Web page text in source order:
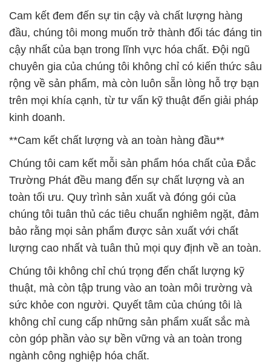
Cam kết đem đến sự tin cậy và chất lượng hàng
đầu, chúng tôi mong muốn trở thành đối tác đáng tin
cậy nhất của bạn trong lĩnh vực hóa chất. Đội ngũ
chuyên gia của chúng tôi không chỉ có kiến thức sâu
rộng về sản phẩm, mà còn luôn sẵn lòng hỗ trợ bạn
trên mọi khía cạnh, từ tư vấn kỹ thuật đến giải pháp
kinh doanh.
**Cam kết chất lượng và an toàn hàng đầu**
Chúng tôi cam kết mỗi sản phẩm hóa chất của Đắc
Trường Phát đều mang đến sự chất lượng và an
toàn tối ưu. Quy trình sản xuất và đóng gói của
chúng tôi tuân thủ các tiêu chuẩn nghiêm ngặt, đảm
bảo rằng mọi sản phẩm được sản xuất với chất
lượng cao nhất và tuân thủ mọi quy định về an toàn.
Chúng tôi không chỉ chú trọng đến chất lượng kỹ
thuật, mà còn tập trung vào an toàn môi trường và
sức khỏe con người. Quyết tâm của chúng tôi là
không chỉ cung cấp những sản phẩm xuất sắc mà
còn góp phần vào sự bền vững và an toàn trong
ngành công nghiệp hóa chất.